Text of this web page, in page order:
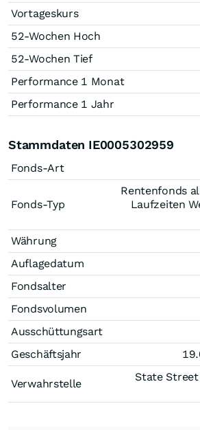
Vortageskurs
52-Wochen Hoch
52-Wochen Tief
Performance 1 Monat
Performance 1 Jahr
Stammdaten IE0005302959
Fonds-Art
Fonds-Typ
Rentenfonds
Laufzeiten
Währung
Auflagedatum
Fondsalter
Fondsvolumen
Ausschüttungsart
Geschäftsjahr
Verwahrstelle
State